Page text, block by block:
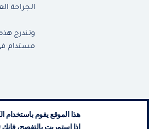
الجراحة العامة
وتندرج
مستدام
هذا الموقع يقوم باستخدام
إذا استمريت بالتفصح،